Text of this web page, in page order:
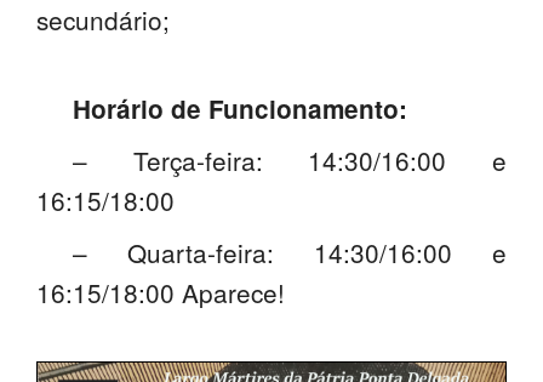
@clube_robotica.esaq
PROFESSORES
ENC. DE EDUCAÇÃO
secundário;
Horário de Funcionamento:
– Terça-feira: 14:30/16:00 e
16:15/18:00
– Quarta-feira: 14:30/16:00 e
16:15/18:00 Aparece!